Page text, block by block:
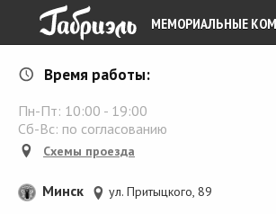
МЕМОРИАЛЬНЫЕ
Время работы:
Пн-Пт: 10:00 - 19:00
Сб-Вс: по согласованию
Схемы проезда
Минск ул. Притыцкого, 89